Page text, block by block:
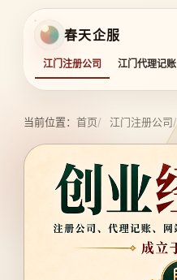
春天企服
江门注册公司 江门代理记账
当前位置： 首页 江门注册公司